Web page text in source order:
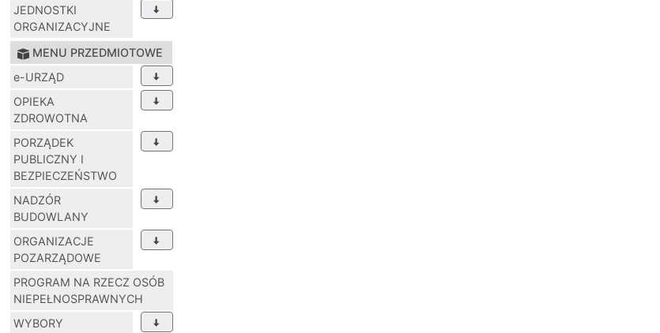
JEDNOSTKI
ORGANIZACYJNE
MENU PRZEDMIOTOWE
e-URZĄD
OPIEKA
ZDROWOTNA
PORZĄDEK
PUBLICZNY I
BEZPIECZEŃSTWO
NADZÓR
BUDOWLANY
ORGANIZACJE
POZARZĄDOWE
PROGRAM NA RZECZ OSÓB
NIEPEŁNOSPRAWNYCH
WYBORY